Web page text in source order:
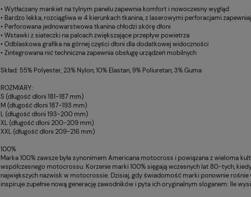
Kask szosowy Giro Saga
239,00 zł
Cena regularna:
299,00 zł
239,00 zł
Łańcuch Sram GX Eagle 126
Power Lock 12 rz
• Wytłaczany mankiet na tylnym panelu zapewnia komfort i nowoczesny wygląd
• Bardzo lekka, rozciągliwa w 4 kierunkach tkanina, z laserowymi perforacjami
• Perforowana jednowarstwowa tkanina chłodzi skórę dłoni
• Wstawki z siateczki na palcach zwiększające przepływ powietrza
• Odblaskowa grafika na górnej części dłoni dla dodatkowej widoczności
• Zintegrowana nić techniczna zapewnia obsługę urządzeń mobilnych
Skład: 55% Polyester, 23% Nylon, 10% Elastan, 9% Poliuretan, 3% Guma
ROZMIARY:
S (długość dłoni 181-187 mm)
M (długość dłoni 187-193 mm)
L (długość dłoni 193-200 mm)
XL (długość dłoni 200-209 mm)
XXL (długość dłoni 209-216 mm)
100%
Marka 100% zawsze była synonimem Americana motocross i powiązana z wieloma
współczesnego motocrossu. Korzenie marki 100% sięgają wczesnych lat 80-tych,
największych nazwisk w motocrossie. Dzisiaj, gdy świadomość marki ponownie
inspiruje zupełnie nową generację zawodników i pyta ich oryginalnym sloganem: Ile